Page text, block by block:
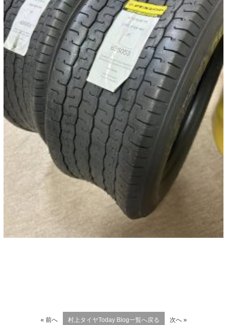
« 前へ 村上タイヤToday Blog一覧へ戻る 次へ »